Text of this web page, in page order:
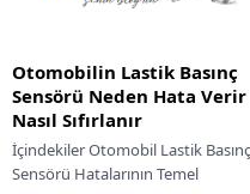
Otomobilin Lastik Basınç
Sensörü Neden Hata Verir
Nasıl Sıfırlanır
İçindekiler Otomobil Lastik Basınç
Sensörü Hatalarının Temel